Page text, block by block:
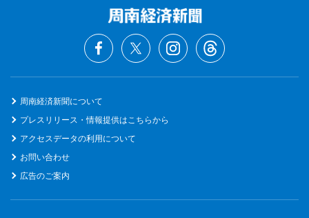
周南経済新聞について
プレスリリース・情報提供はこちらから
アクセスデータの利用について
お問い合わせ
広告のご案内